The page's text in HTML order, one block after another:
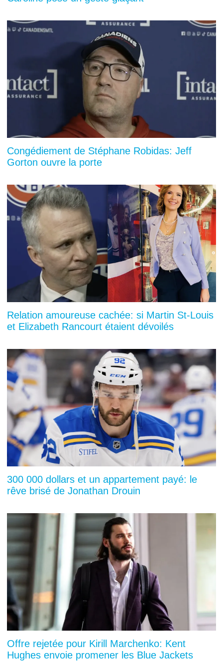
Congédiement de Stéphane Robidas: Jeff
Gorton ouvre la porte
Relation amoureuse cachée: si Martin St-Louis
et Elizabeth Rancourt étaient dévoilés
300 000 dollars et un appartement payé: le
rêve brisé de Jonathan Drouin
Offre rejetée pour Kirill Marchenko: Kent
Hughes envoie promener les Blue Jackets